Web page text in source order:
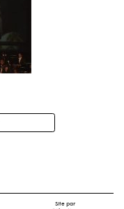
Site par